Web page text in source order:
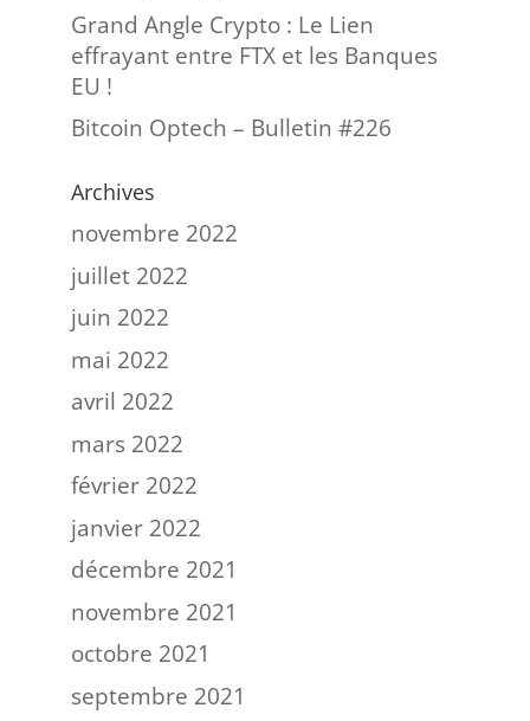
Grand Angle Crypto : Le Lien
effrayant entre FTX et les Banques
EU !
Bitcoin Optech – Bulletin #226
Archives
novembre 2022
juillet 2022
juin 2022
mai 2022
avril 2022
mars 2022
février 2022
janvier 2022
décembre 2021
novembre 2021
octobre 2021
septembre 2021